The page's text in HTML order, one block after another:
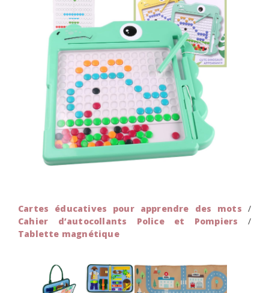
Cartes éducatives pour apprendre des mots /
Cahier d’autocollants Police et Pompiers /
Tablette magnétique